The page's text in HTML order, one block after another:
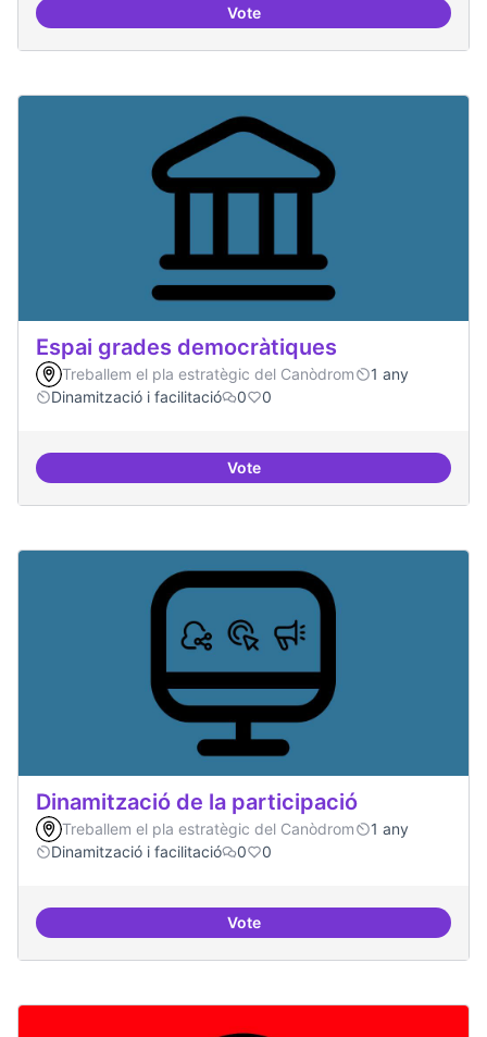
VoteProtocol de rebuda de demandes
Espai grades democràtiques
Treballem el pla estratègic del Canòdrom
1 any
Dinamització i facilitació
0 0
VoteEspai grades democràtiques
Dinamització de la participació
Treballem el pla estratègic del Canòdrom
1 any
Dinamització i facilitació
0 0
VoteDinamització de la participació